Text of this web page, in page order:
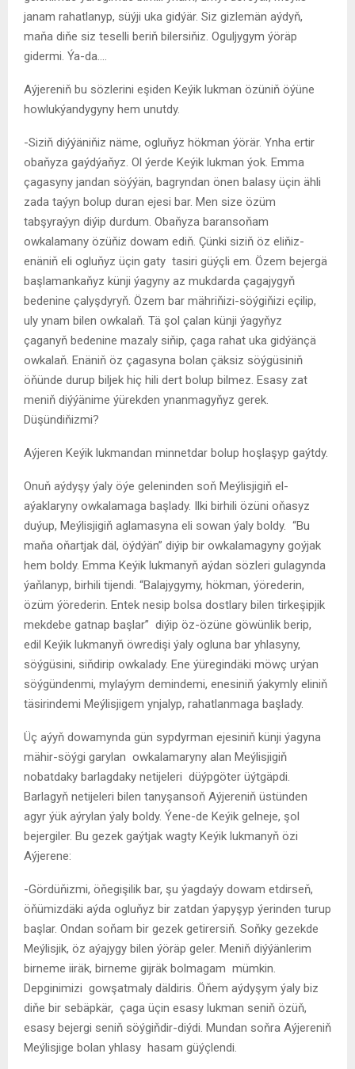
janam rahatlanyp, süýji uka gidýär. Siz gizlemän aýdyň,
maňa diňe siz teselli beriň bilersiňiz. Oguljygym ýöräp
gidermi. Ýa-da….
Aýjereniň bu sözlerini eşiden Keýik lukman özüniň öýüne
howlukýandygyny hem unutdy.
-Siziň diýýäniňiz näme, ogluňyz hökman ýörär. Ynha ertir
obaňyza gaýdýaňyz. Ol ýerde Keýik lukman ýok. Emma
çagasyny jandan söýýän, bagryndan önen balasy üçin ähli
zada taýyn bolup duran ejesi bar. Men size özüm
tabşyraýyn diýip durdum. Obaňyza baransoňam
owkalamany özüňiz dowam ediň. Çünki siziň öz eliňiz-
enäniň eli ogluňyz üçin gaty tasiri güýçli em. Özem bejergä
başlamankaňyz künji ýagyny az mukdarda çagajygyň
bedenine çalyşdyryň. Özem bar mähriňizi-söýgiňizi eçilip,
uly ynam bilen owkalaň. Tä şol çalan künji ýagyňyz
çaganyň bedenine mazaly siňip, çaga rahat uka gidýänçä
owkalaň. Enäniň öz çagasyna bolan çäksiz söýgüsiniň
öňünde durup biljek hiç hili dert bolup bilmez. Esasy zat
meniň diýýänime ýürekden ynanmagyňyz gerek.
Düşündiňizmi?
Aýjeren Keýik lukmandan minnetdar bolup hoşlaşyp gaýtdy.
Onuň aýdyşy ýaly öýe geleninden soň Meýlisjigiň el-
aýaklaryny owkalamaga başlady. Ilki birhili özüni oňasyz
duýup, Meýlisjigiň aglamasyna eli sowan ýaly boldy. “Bu
maňa oňartjak däl, öýdýän” diýip bir owkalamagyny goýjak
hem boldy. Emma Keýik lukmanyň aýdan sözleri gulagynda
ýaňlanyp, birhili tijendi. “Balajygymy, hökman, ýörederin,
özüm ýörederin. Entek nesip bolsa dostlary bilen tirkeşipjik
mekdebe gatnap başlar” diýip öz-özüne göwünlik berip,
edil Keýik lukmanyň öwredişi ýaly ogluna bar yhlasyny,
söýgüsini, siňdirip owkalady. Ene ýüregindäki möwç urýan
söýgündenmi, mylaýym demindemi, enesiniň ýakymly eliniň
täsirindemi Meýlisjigem ynjalyp, rahatlanmaga başlady.
Üç aýyň dowamynda gün sypdyrman ejesiniň künji ýagyna
mähir-söýgi garylan owkalamaryny alan Meýlisjigiň
nobatdaky barlagdaky netijeleri düýpgöter üýtgäpdi.
Barlagyň netijeleri bilen tanyşansoň Aýjereniň üstünden
agyr ýük aýrylan ýaly boldy. Ýene-de Keýik gelneje, şol
bejergiler. Bu gezek gaýtjak wagty Keýik lukmanyň özi
Aýjerene:
-Gördüňizmi, öňegişilik bar, şu ýagdaýy dowam etdirseň,
öňümizdäki aýda ogluňyz bir zatdan ýapyşyp ýerinden turup
başlar. Ondan soňam bir gezek getirersiň. Soňky gezekde
Meýlisjik, öz aýajygy bilen ýöräp geler. Meniň diýýänlerim
birneme iiräk, birneme gijräk bolmagam mümkin.
Depginimizi gowşatmaly däldiris. Öňem aýdyşym ýaly biz
diňe bir sebäpkär, çaga üçin esasy lukman seniň özüň,
esasy bejergi seniň söýgiňdir-diýdi. Mundan soňra Aýjereniň
Meýlisjige bolan yhlasy hasam güýçlendi.